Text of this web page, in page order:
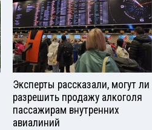
Эксперты рассказали, могут ли
разрешить продажу алкоголя
пассажирам внутренних
авиалиний